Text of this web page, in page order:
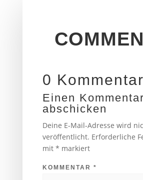
0
Einen Kommentar
abschicken
Deine E-Mail-Adresse wird
veröffentlicht. Erforderliche
mit * markiert
KOMMENTAR *